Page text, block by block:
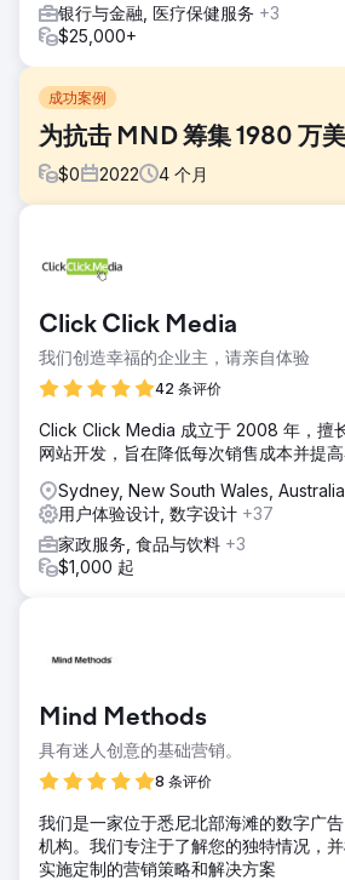
银行与金融, 医疗保健服务 +3
$25,000+
成功案例
为抗击 MND 筹集 1980 万
$0 2022 4 个月
- 2022 年活动的捐款创下破纪录的一年
1,460 万美元） - 与 2021 年的 187 万
户流量（网站）增加 50% -通过全国范
内销售
解决方案
分市场的自然搜索意识 - 提高网站上的
体验（用户体验支持） - 识别 AFL 支持
泛的受众
结果
- 募资总额突破1986万美元，超额完成目
1,460 万美元） - 捐赠页面会话增加了
Click Click Media
我们创造幸福的企业主，请亲自体验
42 条评价
Click Click Media 成立于 2008 年，擅
网站开发，旨在降低每次销售成本并提高
Sydney, New South Wales, Australia
用户体验设计, 数字设计 +37
家政服务, 食品与饮料 +3
$1,000 起
Mind Methods
具有迷人创意的基础营销。
8 条评价
我们是一家位于悉尼北部海滩的数字广
机构。我们专注于了解您的独特情况，
实施定制的营销策略和解决方案